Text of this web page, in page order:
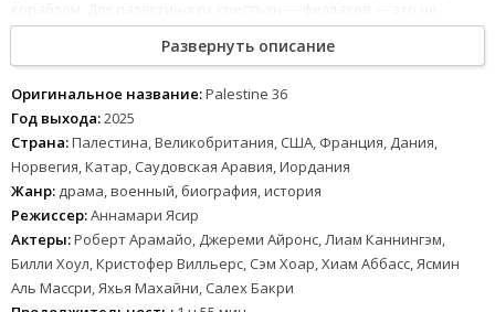
абстрактная геополитика, а вполне конкретная катастрофа:
земельные участки, передававшиеся из поколения в поколение,
скупаются, конфискуются, передаются новым владельцам, и
человек, выросший среди оливковых рощ, однажды утром
обнаруживает, что роща больше не его. Терпение, копившееся
годами, взрывается Великим арабским восстанием: крестьяне
берутся за оружие — старые ружья, ножи, камни — против
лучшей армии мира. Холмы Галилеи и улицы Яффы превращаются
в поле боя, где босоногие земледельцы бросают вызов
колониальной машине, зная, что шансы ничтожны, но молчание
— невыносимо.
В этом водовороте — молодой фермер Юсуф, человек, чьи корни
уходят в землю так же глубоко, как корни старого оливкового
дерева на его участке. Он знает каждую борозду, каждый
Развернуть описание
Оригинальное название:Palestine 36
Год выхода:2025
Страна:Палестина, Великобритания, США, Франция, Дания,
Норвегия, Катар, Саудовская Аравия, Иордания
Жанр: драма, военный, биография, история
Режиссер:Аннамари Ясир
Актеры:Роберт Арамайо, Джереми Айронс, Лиам Каннингэм,
Билли Хоул, Кристофер Вилльерс, Сэм Хоар, Хиам Аббасс, Ясмин
Аль Массри, Яхья Махайни, Салех Бакри